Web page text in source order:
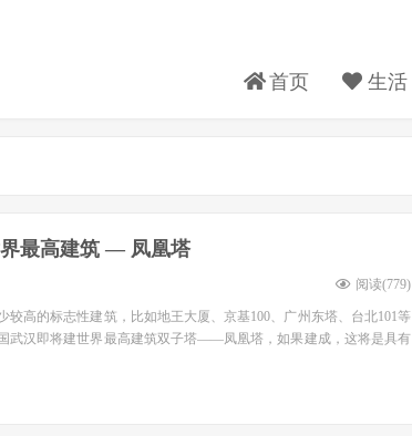
首页 生活
最高建筑 — 凤凰塔
阅读(779)
较高的标志性建筑，比如地王大厦、京基100、广州东塔、台北101等
武汉即将建世界最高建筑双子塔——凤凰塔，如果建成，这将是具有